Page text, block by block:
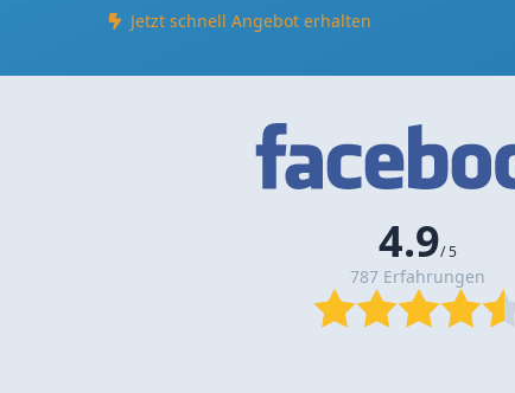
Jetzt schnell Angebot erhalten
4.9/ 5
787 Erfahrungen